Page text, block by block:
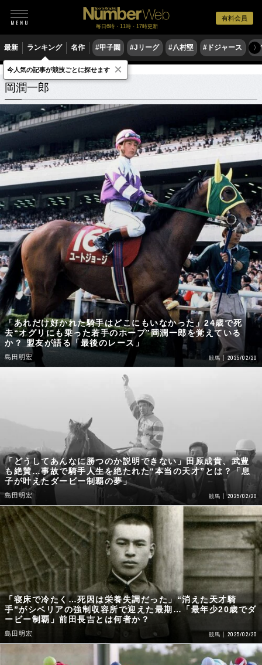
有料会員
毎日6時・11時・17時更新
最新 ランキング 名作 #甲子園 #Jリーグ #八村塁 #ドジャース #
〉
岡潤一郎 関連記事
岡潤一郎
「あれだけ好かれた騎手はどこにもいなかった」24歳で死
去“オグリにも乗った若手のホープ”岡潤一郎を覚えている
か？ 盟友が語る「最後のレース」
島田明宏 競馬 2025/02/20
「どうしてあんなに勝つのか説明できない」田原成貴、武豊
も絶賛…事故で騎手人生を絶たれた“本当の天才”とは？「息
子が叶えたダービー制覇の夢」
島田明宏 競馬 2025/02/20
「寝床で冷たく…死因は栄養失調だった」“消えた天才騎
手”がシベリアの強制収容所で迎えた最期…「最年少20歳でダ
ービー制覇」前田長吉とは何者か？
島田明宏 競馬 2025/02/20
今人気の記事が競技ごとに探せます ×